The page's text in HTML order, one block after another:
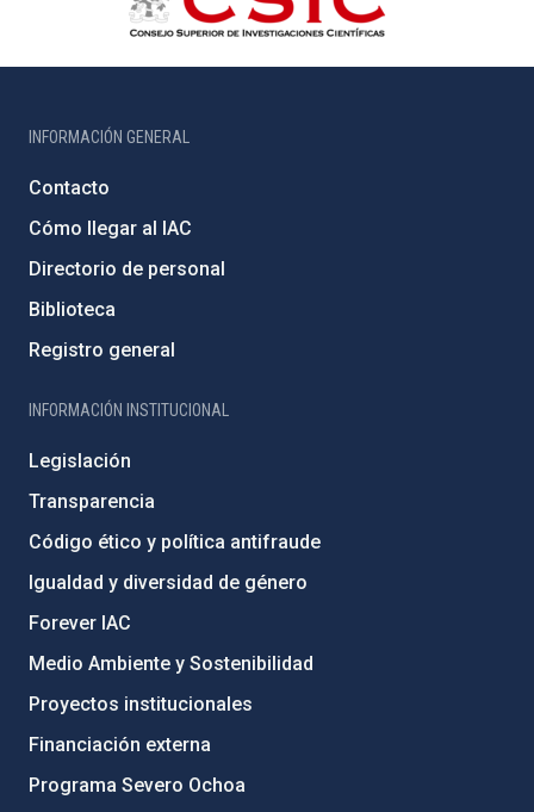
INFORMACIÓN GENERAL
Contacto
Cómo llegar al IAC
Directorio de personal
Biblioteca
Registro general
INFORMACIÓN INSTITUCIONAL
Legislación
Transparencia
Código ético y política antifraude
Igualdad y diversidad de género
Forever IAC
Medio Ambiente y Sostenibilidad
Proyectos institucionales
Financiación externa
Programa Severo Ochoa